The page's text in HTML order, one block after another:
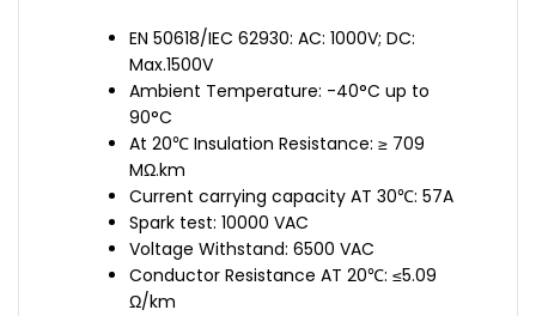
EN 50618/IEC 62930: AC: 1000V; DC:
Max.1500V
Ambient Temperature: -40°C up to
90°C
At 20℃ Insulation Resistance: ≥ 709
MΩ.km
Current carrying capacity AT 30℃: 57A
Spark test: 10000 VAC
Voltage Withstand: 6500 VAC
Conductor Resistance AT 20℃: ≤5.09
Ω/km